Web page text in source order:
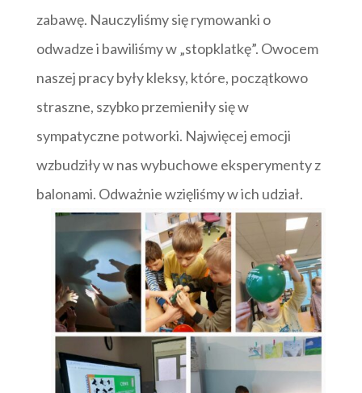
zabawę. Nauczyliśmy się rymowanki o
odwadze i bawiliśmy w „stopklatkę”. Owocem
naszej pracy były kleksy, które, początkowo
straszne, szybko przemieniły się w
sympatyczne potworki. Najwięcej emocji
wzbudziły w nas wybuchowe eksperymenty z
balonami. Odważnie wzięliśmy w ich udział.